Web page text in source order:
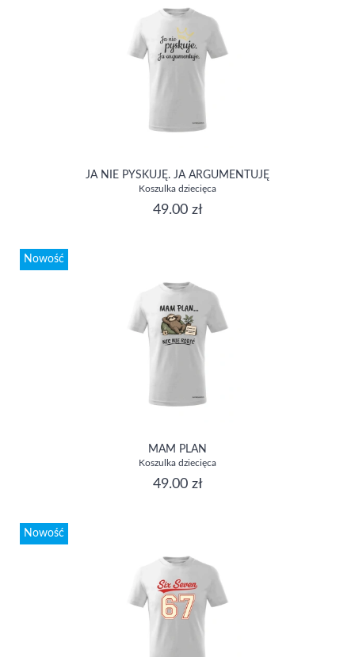
JA NIE PYSKUJĘ. JA ARGUMENTUJĘ
Koszulka dziecięca
49.00 zł
Nowość
MAM PLAN
Koszulka dziecięca
49.00 zł
Nowość